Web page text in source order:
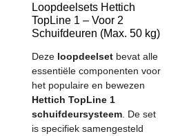
Loopdeelsets Hettich
TopLine 1 – Voor 2
Schuifdeuren (Max. 50 kg)
Deze loopdeelset bevat alle
essentiële componenten voor
het populaire en bewezen
Hettich TopLine 1
schuifdeursysteem . De set
is specifiek samengesteld